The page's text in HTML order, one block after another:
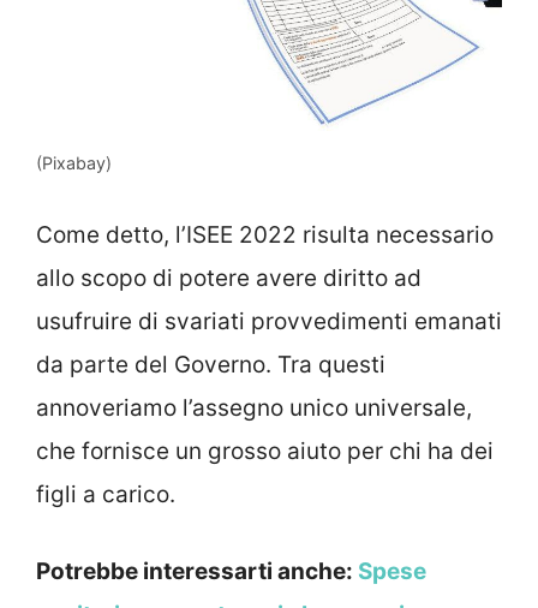
(Pixabay)
Come detto, l’ISEE 2022 risulta necessario
allo scopo di potere avere diritto ad
usufruire di svariati provvedimenti emanati
da parte del Governo. Tra questi
annoveriamo l’assegno unico universale,
che fornisce un grosso aiuto per chi ha dei
figli a carico.
Potrebbe interessarti anche: Spese